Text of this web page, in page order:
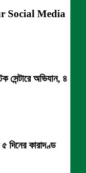
Social Media
সেন্টারে অভিযান, ৪
দিনের কারাদণ্ড